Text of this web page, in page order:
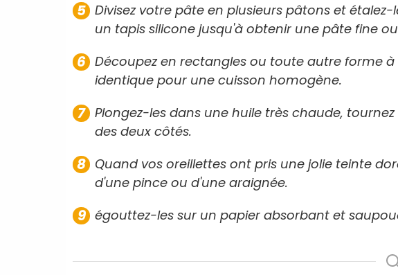
Divisez votre pâte en plusieurs pâtons et
un tapis silicone jusqu'à obtenir une pâte fine
Découpez en rectangles ou toute autre forme
identique pour une cuisson homogène.
Plongez-les dans une huile très chaude,
des deux côtés.
Quand vos oreillettes ont pris une jolie teinte
d'une pince ou d'une araignée.
égouttez-les sur un papier absorbant et